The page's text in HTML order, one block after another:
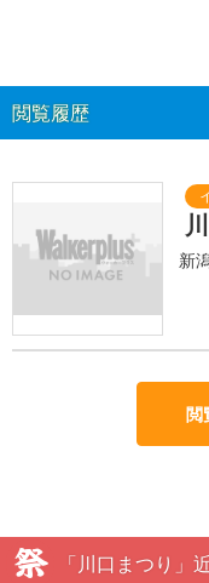
閲覧履歴
新
閲
「川口まつり」